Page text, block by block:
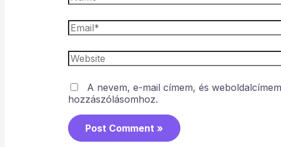
A nevem, e-mail címem, és
hozzászólásomhoz.